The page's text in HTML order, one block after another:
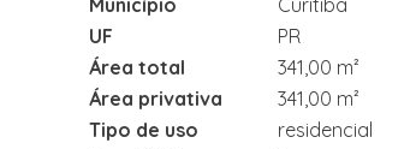
Município
Curitiba
UF
PR
Área total
341,00 m²
Área privativa
341,00 m²
Tipo de uso
residencial